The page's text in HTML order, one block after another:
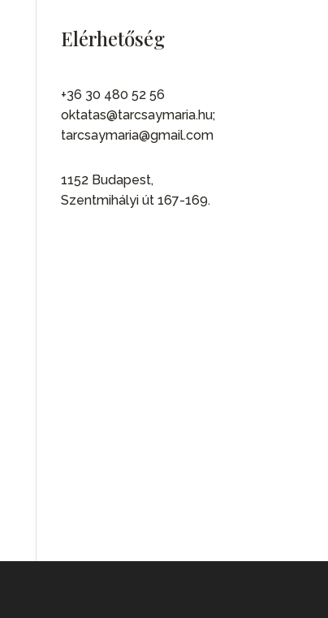
Elérhetőség
+36 30 480 52 56
oktatas@tarcsaymaria.hu;
tarcsaymaria@gmail.com
1152 Budapest,
Szentmihályi út 167-169.